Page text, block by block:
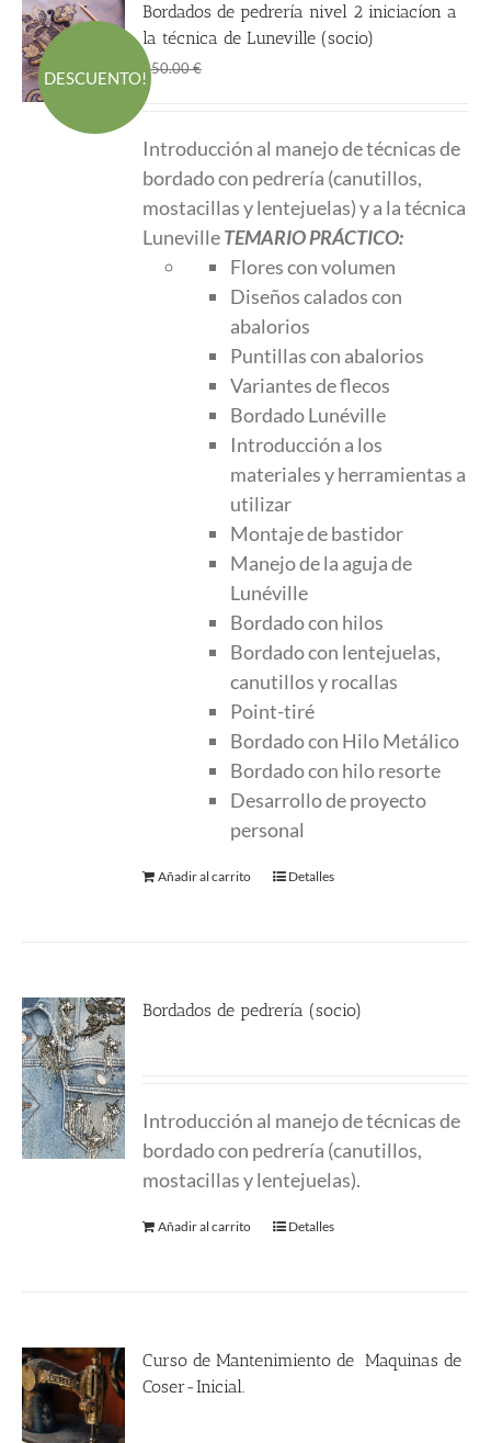
DESCUENTO!
Bordados de pedrería nivel 2 iniciacíon a
la técnica de Luneville (socio)
250.00€
era:
250.00 €.
es:
188.00 €.
Introducción al manejo de técnicas de
bordado con pedrería (canutillos,
mostacillas y lentejuelas) y a la técnica
LunevilleTEMARIO PRÁCTICO:
Flores con volumen
Diseños calados con
abalorios
Puntillas con abalorios
Variantes de flecos
Bordado Lunéville
Introducción a los
materiales y herramientas a
utilizar
Montaje de bastidor
Manejo de la aguja de
Lunéville
Bordado con hilos
Bordado con lentejuelas,
canutillos y rocallas
Point-tiré
Bordado con Hilo Metálico
Bordado con hilo resorte
Desarrollo de proyecto
personal
Añadir al carrito Detalles
Bordados de pedrería (socio)
Introducción al manejo de técnicas de
bordado con pedrería (canutillos,
mostacillas y lentejuelas).
Añadir al carrito Detalles
Curso de Mantenimiento de Maquinas de
Coser-Inicial.